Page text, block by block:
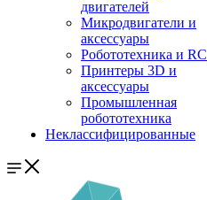
двигателей
Микродвигатели и
аксессуары
Робототехника и RC
Принтеры 3D и
аксессуары
Промышленная
робототехника
Неклассифицированные